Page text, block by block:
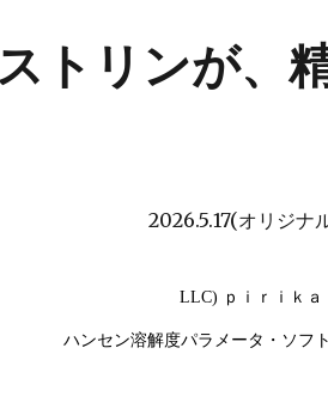
トリンが、
2026.5.17(オリジナ